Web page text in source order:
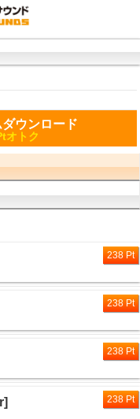
ウンロード
オトク
238 Pt
238 Pt
238 Pt
238 Pt